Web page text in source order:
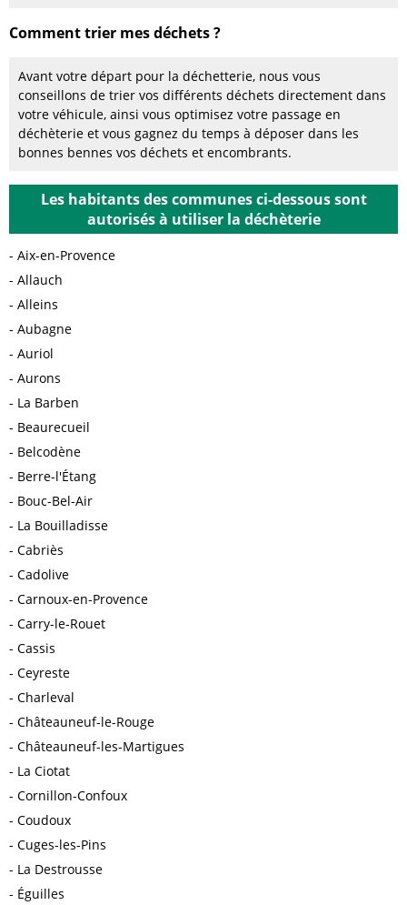
Comment trier mes déchets ?
Avant votre départ pour la déchetterie, nous vous
conseillons de trier vos différents déchets directement dans
votre véhicule, ainsi vous optimisez votre passage en
déchèterie et vous gagnez du temps à déposer dans les
bonnes bennes vos déchets et encombrants.
Les habitants des communes ci-dessous sont
autorisés à utiliser la déchèterie
Aix-en-Provence
Allauch
Alleins
Aubagne
Auriol
Aurons
La Barben
Beaurecueil
Belcodène
Berre-l'Étang
Bouc-Bel-Air
La Bouilladisse
Cabriès
Cadolive
Carnoux-en-Provence
Carry-le-Rouet
Cassis
Ceyreste
Charleval
Châteauneuf-le-Rouge
Châteauneuf-les-Martigues
La Ciotat
Cornillon-Confoux
Coudoux
Cuges-les-Pins
La Destrousse
Éguilles